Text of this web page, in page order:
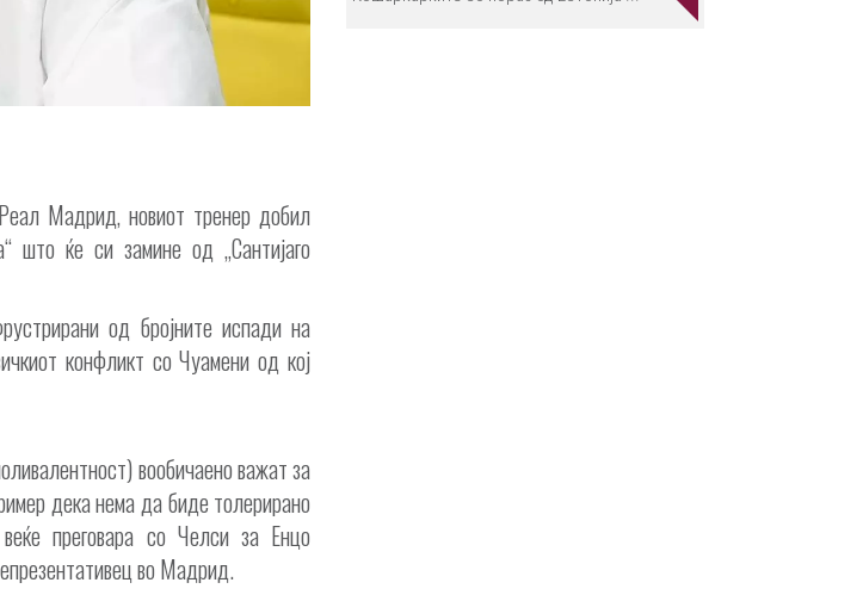
Мадрид, новиот тренер добил
што ќе си замине од „Сантијаго
од бројните испади на
конфликт со Чуамени од кој
вообичаено важат за
дека нема да биде толерирано
преговара со Челси за Енцо
во Мадрид.